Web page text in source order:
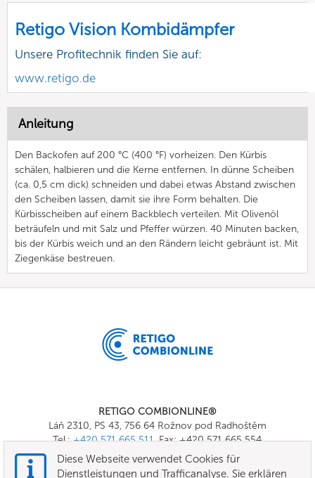
Retigo Vision Kombidämpfer
Unsere Profitechnik finden Sie auf:
www.retigo.de
Anleitung
Den Backofen auf 200 °C (400 °F) vorheizen. Den Kürbis
schälen, halbieren und die Kerne entfernen. In dünne Scheiben
(ca. 0,5 cm dick) schneiden und dabei etwas Abstand zwischen
den Scheiben lassen, damit sie ihre Form behalten. Die
Kürbisscheiben auf einem Backblech verteilen. Mit Olivenöl
beträufeln und mit Salz und Pfeffer würzen. 40 Minuten backen,
bis der Kürbis weich und an den Rändern leicht gebräunt ist. Mit
Ziegenkäse bestreuen.
RETIGO COMBIONLINE®
Láň 2310, PS 43, 756 64 Rožnov pod Radhoštěm
Tel.:+420 571 665 511, Fax: +420 571 665 554
E-mail:info@combionline.com
Diese Webseite verwendet Cookies für
Dienstleistungen und Trafficanalyse. Sie erklären